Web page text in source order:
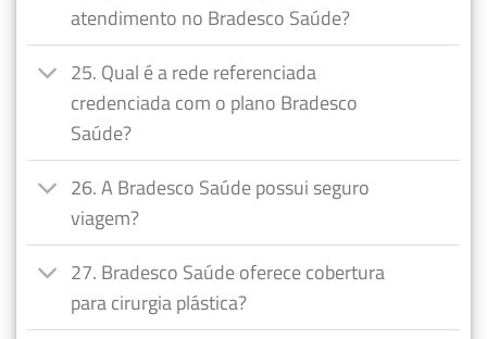
atendimento no Bradesco Saúde?
25. Qual é a rede referenciada
credenciada com o plano Bradesco
Saúde?
26. A Bradesco Saúde possui seguro
viagem?
27. Bradesco Saúde oferece cobertura
para cirurgia plástica?